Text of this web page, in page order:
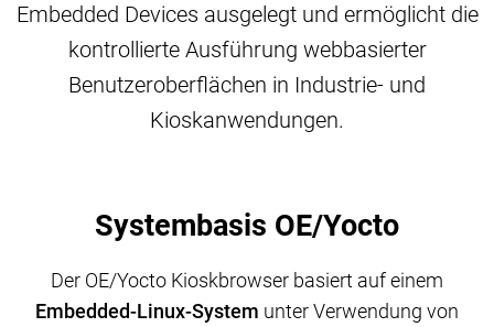
Embedded Devices ausgelegt und ermöglicht die
kontrollierte Ausführung webbasierter
Benutzeroberflächen in Industrie- und
Kioskanwendungen.
Systembasis OE/Yocto
Der OE/Yocto Kioskbrowser basiert auf einem
Embedded-Linux-System unter Verwendung von